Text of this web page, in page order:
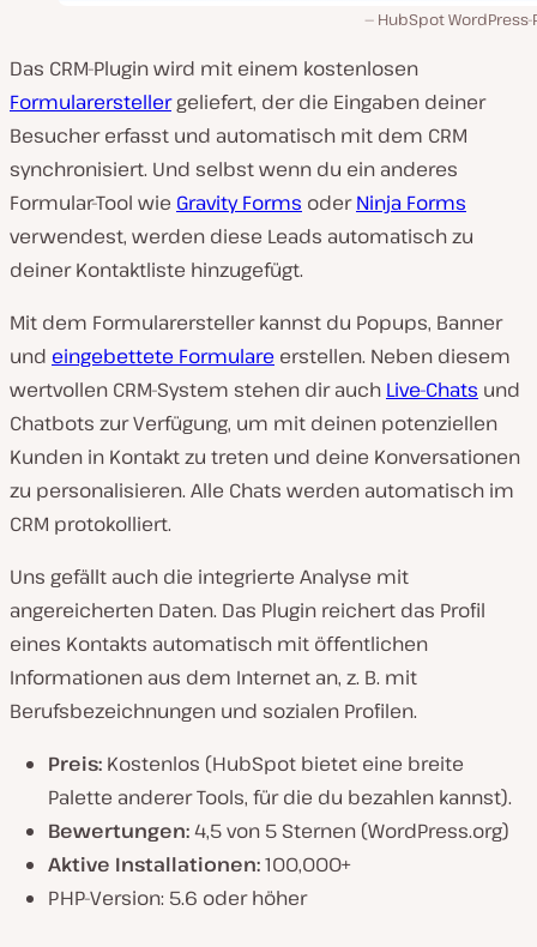
HubSpot WordPress-
Das CRM-Plugin wird mit einem kostenlosen
Formularerstellergeliefert, der die Eingaben deiner
Besucher erfasst und automatisch mit dem CRM
synchronisiert. Und selbst wenn du ein anderes
Formular-Tool wie Gravity Forms oderNinja Forms
verwendest, werden diese Leads automatisch zu
deiner Kontaktliste hinzugefügt.
Mit dem Formularersteller kannst du Popups, Banner
und eingebettete Formulare erstellen. Neben diesem
wertvollen CRM-System stehen dir auch Live-Chats und
Chatbots zur Verfügung, um mit deinen potenziellen
Kunden in Kontakt zu treten und deine Konversationen
zu personalisieren. Alle Chats werden automatisch im
CRM protokolliert.
Uns gefällt auch die integrierte Analyse mit
angereicherten Daten. Das Plugin reichert das Profil
eines Kontakts automatisch mit öffentlichen
Informationen aus dem Internet an, z. B. mit
Berufsbezeichnungen und sozialen Profilen.
Preis: Kostenlos (HubSpot bietet eine breite
Palette anderer Tools, für die du bezahlen kannst).
Bewertungen:4,5 von 5 Sternen (WordPress.org)
Aktive Installationen:100,000+
PHP-Version: 5.6 oder höher